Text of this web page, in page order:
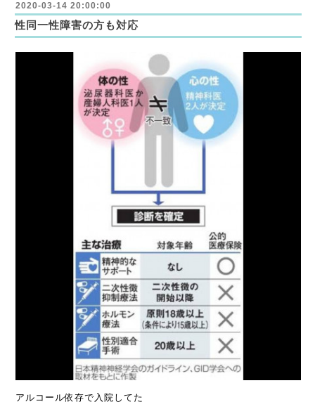
2020-03-14 20:00:00
性同一性障害の方も対応
アルコール依存で入院してた